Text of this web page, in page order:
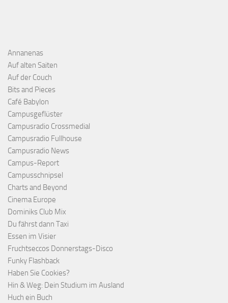
Annanenas
Auf alten Saiten
Auf der Couch
Bits and Pieces
Café Babylon
Campusgeflüster
Campusradio Crossmedial
Campusradio Fullhouse
Campusradio News
Campus-Report
Campusschnipsel
Charts and Beyond
Cinema Europe
Dominiks Club Mix
Du fährst dann Taxi
Essen im Visier
Fruchtseccos Donnerstags-Disco
Funky Flashback
Haben Sie Cookies?
Hin & Weg: Dein Studium im Ausland
Huch ein Buch